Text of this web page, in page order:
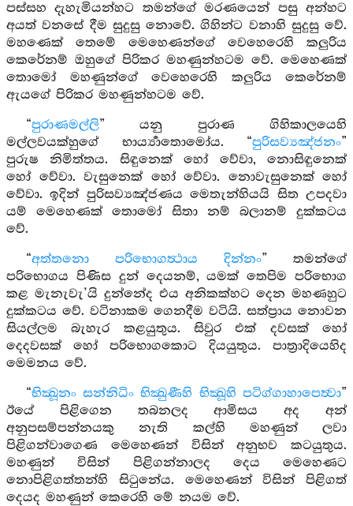
පස්සහ දැහැමියන්හට තමන්ගේ මරණයෙන් පසු අන්හට
අයත් වනසේ දීම සුදුසු නොවේ. ගිහින්ට වනාහි සුදුසු වේ.
මහණෙක් තෙමේ මෙහෙණන්ගේ වෙහෙරෙහි කලුරිය
කෙරේනම් ඔහුගේ පිරිකර මහණුන්හටම වේ. මෙහෙණක්
තොමෝ මහණුන්ගේ වෙහෙරෙහි කලුරිය කෙරේනම්
ඇයගේ පිරිකර මහණුන්හටම වේ.
“පුරාණමල්ලි” යනු පුරාණ ගිහිකාලයෙහි
මල්ලවයක්හුගේ භාර්‍ය්‍යාතොමෝය. “පුරිසව්‍යඤ්ජනං”
පුරුෂ නිමිත්තය. සිඳුනෙක් හෝ වේවා, නොසිඳුනෙක්
හෝ වේවා. වැසුනෙක් හෝ වේවා. නොවැසුනෙක් හෝ
වේවා. ඉදින් පුරිසව්‍යඤ්ජණය මෙතැන්හියයි සිත උපදවා
යම් මෙහෙණක් තොමෝ සිතා නම් බලානම් දුක්කටය
වේ.
“අත්තනො පරිභොගත්‍ථාය දින්නං” තමන්ගේ
පරිභොගය පිණිස දුන් දෙයනම්, යමක් තෙපිම පරිභොග
කළ මැනැවැ’යි දුන්නේද එය අනිකක්හට දෙන මහණහුට
දුක්කටය වේ. වටිනාකම ගෙනදීම වටියි. සත්ප්‍රාය නොවන
සියල්ලම බැහැර කළයුතුය. සිවුර එක් දවසක් හෝ
දෙදවසක් හෝ පරිභොගකොට දියයුතුය. පාත්‍රාදියෙහිද
මෙමනය වේ.
“භික්‍ඛූනං සන්නිධිං භික්‍ඛුණීහි භික්‍ඛූහි පටිග්ගාහාපෙත්‍වා”
ඊයේ පිළිගෙන තබනලද ආමිසය අද අන්
අනුපසම්පන්නයකු නැති කල්හි මහණුන් ලවා
පිළිගන්වාගෙණ මෙහෙණන් විසින් අනුභව කටයුතුය.
මහණුන් විසින් පිළිගන්නාලද දෙය මෙහෙණට
නොපිළිගත්තන්හි සිටුනේය. මෙහෙණන් විසින් පිළිගත්
දෙයද මහණුන් කෙරෙහි මේ නයම වේ.